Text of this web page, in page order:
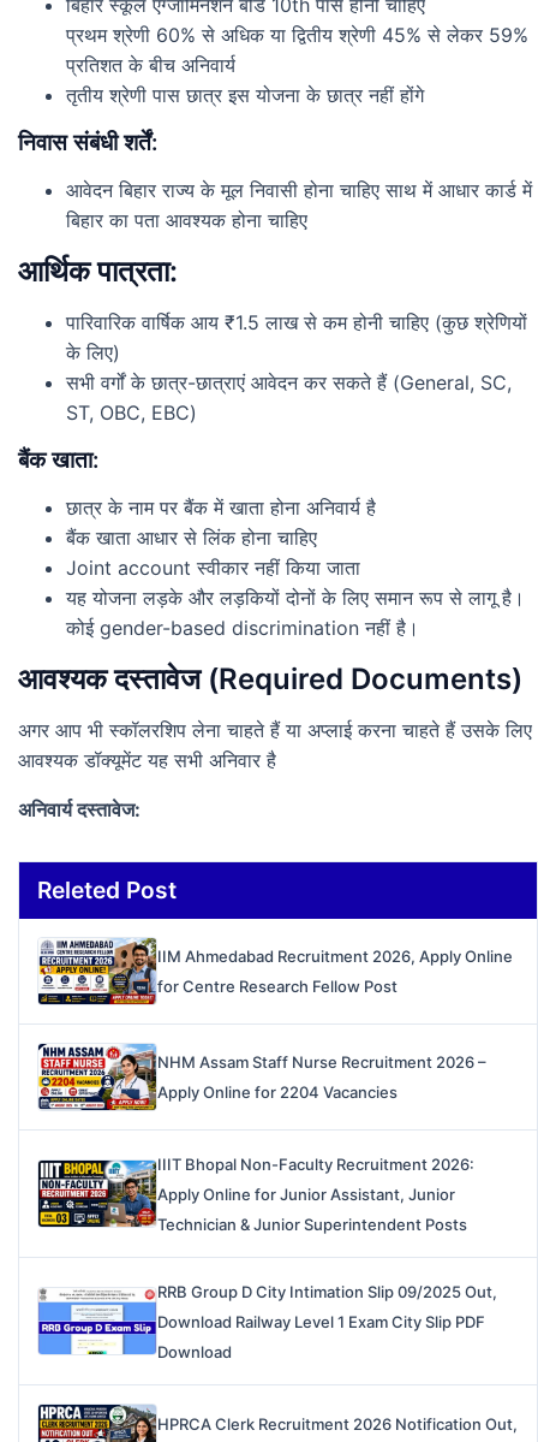
प्रथम श्रेणी 60% से अधिक या द्वितीय श्रेणी 45% से लेकर 59%
प्रतिशत के बीच अनिवार्य
तृतीय श्रेणी पास छात्र इस योजना के छात्र नहीं होंगे
निवास संबंधी शर्तें:
आवेदन बिहार राज्य के मूल निवासी होना चाहिए साथ में आधार कार्ड में
बिहार का पता आवश्यक होना चाहिए
आर्थिक पात्रता:
पारिवारिक वार्षिक आय ₹1.5 लाख से कम होनी चाहिए (कुछ श्रेणियों
के लिए)
सभी वर्गों के छात्र-छात्राएं आवेदन कर सकते हैं (General, SC,
ST, OBC, EBC)
बैंक खाता:
छात्र के नाम पर बैंक में खाता होना अनिवार्य है
बैंक खाता आधार से लिंक होना चाहिए
Joint account स्वीकार नहीं किया जाता
यह योजना लड़के और लड़कियों दोनों के लिए समान रूप से लागू है।
कोई gender-based discrimination नहीं है।
आवश्यक दस्तावेज (Required Documents)
अगर आप भी स्कॉलरशिप लेना चाहते हैं या अप्लाई करना चाहते हैं उसके लिए
आवश्यक डॉक्यूमेंट यह सभी अनिवार है
अनिवार्य दस्तावेज:
Releted Post
IIM Ahmedabad Recruitment 2026, Apply Online
for Centre Research Fellow Post
NHM Assam Staff Nurse Recruitment 2026 –
Apply Online for 2204 Vacancies
IIIT Bhopal Non-Faculty Recruitment 2026:
Apply Online for Junior Assistant, Junior
Technician & Junior Superintendent Posts
RRB Group D City Intimation Slip 09/2025 Out,
Download Railway Level 1 Exam City Slip PDF
Download
HPRCA Clerk Recruitment 2026 Notification Out,